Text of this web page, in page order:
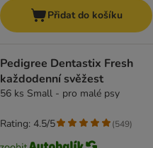
Přidat do košíku
Pedigree Dentastix Fresh
každodenní svěžest
56 ks Small - pro malé psy
Rating: 4.5/5 (549)